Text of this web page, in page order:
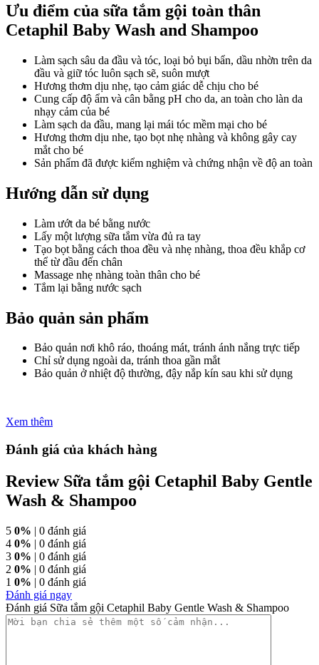
Ưu điểm của sữa tắm gội toàn thân
Cetaphil Baby Wash and Shampoo
Làm sạch sâu da đầu và tóc, loại bỏ bụi bẩn, dầu nhờn trên da
đầu và giữ tóc luôn sạch sẽ, suôn mượt
Hương thơm dịu nhẹ, tạo cảm giác dễ chịu cho bé
Cung cấp độ ẩm và cân bằng pH cho da, an toàn cho làn da
nhạy cảm của bé
Làm sạch da đầu, mang lại mái tóc mềm mại cho bé
Hương thơm dịu nhe, tạo bọt nhẹ nhàng và không gây cay
mắt cho bé
Sản phẩm đã được kiểm nghiệm và chứng nhận về độ an toàn
Hướng dẫn sử dụng
Làm ướt da bé bằng nước
Lấy một lượng sữa tắm vừa đủ ra tay
Tạo bọt bằng cách thoa đều và nhẹ nhàng, thoa đều khắp cơ
thể từ đầu đến chân
Massage nhẹ nhàng toàn thân cho bé
Tắm lại bằng nước sạch
Bảo quản sản phẩm
Bảo quản nơi khô ráo, thoáng mát, tránh ánh nắng trực tiếp
Chỉ sử dụng ngoài da, tránh thoa gần mắt
Bảo quản ở nhiệt độ thường, đậy nắp kín sau khi sử dụng
Xem thêm
Đánh giá của khách hàng
Review Sữa tắm gội Cetaphil Baby Gentle
Wash & Shampoo
5 0% | 0 đánh giá
4 0% | 0 đánh giá
3 0% | 0 đánh giá
2 0% | 0 đánh giá
1 0% | 0 đánh giá
Đánh giá ngay
Đánh giá Sữa tắm gội Cetaphil Baby Gentle Wash & Shampoo